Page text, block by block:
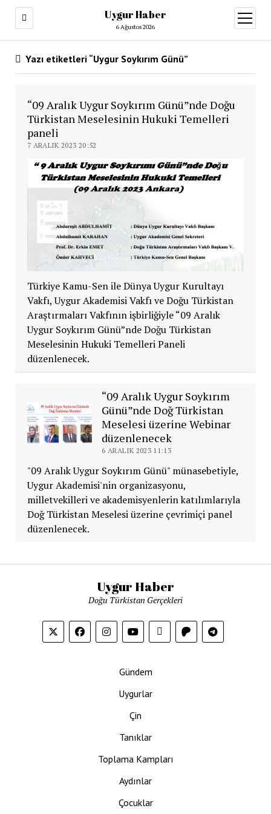
Uygur Haber
6 Ağustos 2026
aç
Yazı etiketleri “Uygur Soykırım Günü”
“09 Aralık Uygur Soykırım Günü”nde Doğu
Türkistan Meselesinin Hukuki Temelleri
paneli
7 ARALIK 2023 20:52
Türkiye Kamu-Sen ile Dünya Uygur Kurultayı
Vakfı, Uygur Akademisi Vakfı ve Doğu Türkistan
Araştırmaları Vakfının işbirliğiyle “09 Aralık
Uygur Soykırım Günü”nde Doğu Türkistan
Meselesinin Hukuki Temelleri Paneli
düzenlenecek.
“09 Aralık Uygur Soykırım
Günü”nde Doğ Türkistan
Meselesi üzerine Webinar
düzenlenecek
6 ARALIK 2023 11:13
"09 Aralık Uygur Soykırım Günü" münasebetiyle,
Uygur Akademisi'nin organizasyonu,
milletvekilleri ve akademisyenlerin katılımlarıyla
Doğ Türkistan Meselesi üzerine çevrimiçi panel
düzenlenecek.
Uygur Haber
Doğu Türkistan Gerçekleri
Gündem
Uygurlar
Çin
Tanıklar
Toplama Kampları
Aydınlar
Çocuklar